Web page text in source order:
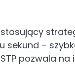
sekund –
pozwala